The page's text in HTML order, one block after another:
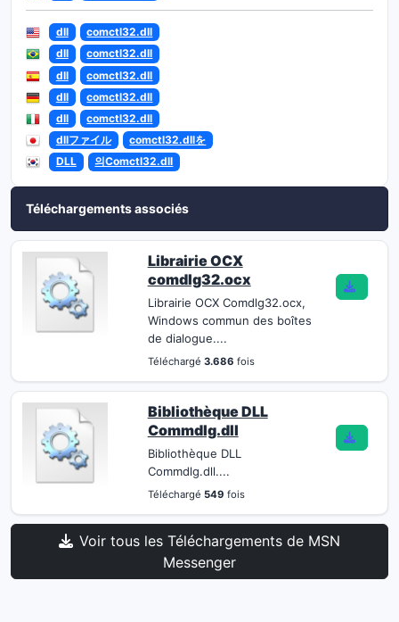
dll
comctl32.dll
dll
comctl32.dll
dll
comctl32.dll
dll
comctl32.dll
dll
comctl32.dll
dllファイル
comctl32.dllを
DLL
의Comctl32.dll
Téléchargements associés
Librairie OCX
comdlg32.ocx
Librairie OCX Comdlg32.ocx,
Windows commun des boîtes
de dialogue....
Téléchargé 3.686 fois
Bibliothèque DLL
Commdlg.dll
Bibliothèque DLL
Commdlg.dll....
Téléchargé 549 fois
Voir tous les Téléchargements de MSN
Messenger